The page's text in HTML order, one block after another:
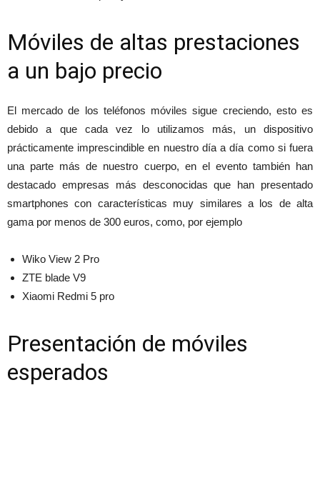
Móviles de altas prestaciones
a un bajo precio
El mercado de los teléfonos móviles sigue creciendo, esto es
debido a que cada vez lo utilizamos más, un dispositivo
prácticamente imprescindible en nuestro día a día como si fuera
una parte más de nuestro cuerpo, en el evento también han
destacado empresas más desconocidas que han presentado
smartphones con características muy similares a los de alta
gama por menos de 300 euros, como, por ejemplo
Wiko View 2 Pro
ZTE blade V9
Xiaomi Redmi 5 pro
Presentación de móviles
esperados